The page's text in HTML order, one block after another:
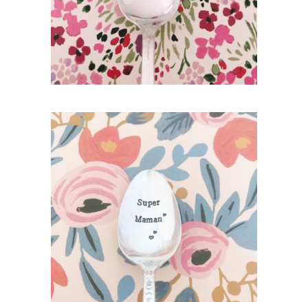
AJOUTER AU PANIER
PETITE CUILLÈRE GRAVÉE VINTAGE :
SUPER MAMAN
35,00
AJOUTER AU PANIER